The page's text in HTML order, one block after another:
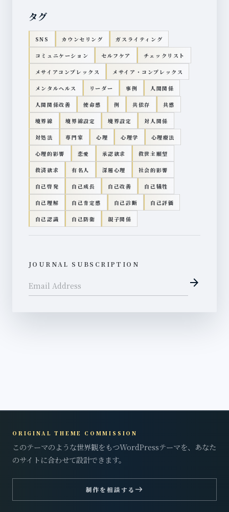
タグ
SNS カウンセリング ガスライティング
コミュニケーション セルフケア チェックリスト
メサイアコンプレックス メサイア・コンプレックス
メンタルヘルス リーダー 事例 人間関係
人間関係改善 使命感 例 共依存 共感
境界線 境界線設定 境界設定 対人関係
対処法 専門家 心理 心理学 心理療法
心理的影響 恋愛 承認欲求 救世主願望
救済欲求 有名人 深層心理 社会的影響
自己啓発 自己成長 自己改善 自己犠牲
自己理解 自己肯定感 自己診断 自己評価
自己認識 自己防衛 親子関係
JOURNAL SUBSCRIPTION
arrow_forward
ORIGINAL THEME COMMISSION
このテーマのような世界観をもつWordPressテーマを、あなた
のサイトに合わせて設計できます。
制作を相談する east